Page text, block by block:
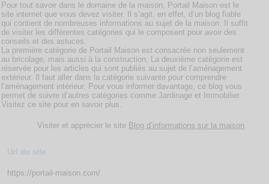
Pour tout savoir dans le domaine de la maison, Portail Maison est le
site internet que vous devez visiter. Il s’agit, en effet, d’un blog fiable
qui contient de nombreuses informations au sujet de la maison. Il suffit
de visiter les différentes catégories qui le composent pour avoir des
conseils et des astuces.
La première catégorie de Portail Maison est consacrée non seulement
au bricolage, mais aussi à la construction. La deuxième catégorie est
réservée pour les articles qui sont publiés au sujet de l’aménagement
extérieur. Il faut aller dans la catégorie suivante pour comprendre
l’aménagement intérieur. Pour vous informer davantage, ce blog vous
permet de suivre d’autres catégories comme Jardinage et Immobilier.
Visitez ce site pour en savoir plus.
Visiter et apprécier le site Blog d’informations sur la maison
Url du site
https://portail-maison.com/